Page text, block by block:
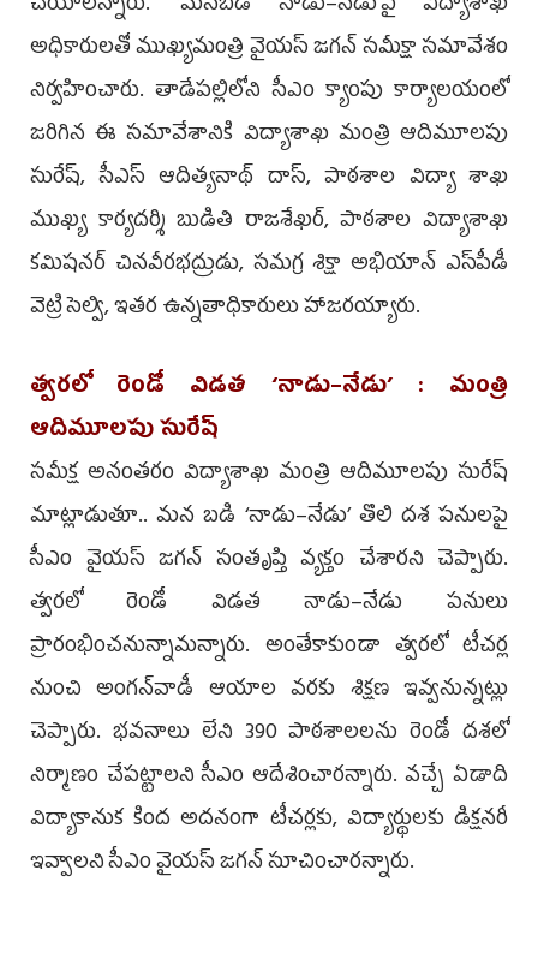
అధికారులతో ముఖ్యమంత్రి వైయస్‌ జగన్‌ సమీక్షా సమావేశం
నిర్వహించారు. తాడేపల్లిలోని సీఎం క్యాంపు కార్యాలయంలో
జరిగిన ఈ సమావేశానికి విద్యాశాఖ మంత్రి ఆదిమూలపు
సురేష్, సీఎస్‌ ఆదిత్యనాథ్‌ దాస్, పాఠశాల విద్యా శాఖ
ముఖ్య కార్యదర్శి బుడితి రాజశేఖర్, పాఠశాల విద్యాశాఖ
కమిషనర్‌ చినవీరభద్రుడు, సమగ్ర శిక్షా అభియాన్‌ ఎస్‌పీడీ
వెట్రి సెల్వి, ఇతర ఉన్నతాధికారులు హాజరయ్యారు.
త్వరలో రెండో విడత ‘నాడు–నేడు’ : మంత్రి
ఆదిమూలపు సురేష్‌
సమీక్ష అనంతరం విద్యాశాఖ మంత్రి ఆదిమూలపు సురేష్‌
మాట్లాడుతూ.. మన బడి ‘నాడు–నేడు’ తొలి దశ పనులపై
సీఎం వైయస్‌ జగన్‌ సంతృప్తి వ్యక్తం చేశారని చెప్పారు.
త్వరలో రెండో విడత నాడు–నేడు పనులు
ప్రారంభించనున్నామన్నారు. అంతేకాకుండా త్వరలో టీచర్ల
నుంచి అంగన్‌వాడీ ఆయాల వరకు శిక్షణ ఇవ్వనున్నట్లు
చెప్పారు. భవనాలు లేని 390 పాఠశాలలను రెండో దశలో
నిర్మాణం చేపట్టాలని సీఎం ఆదేశించారన్నారు. వచ్చే ఏడాది
విద్యాకానుక కింద అదనంగా టీచర్లకు, విద్యార్థులకు డిక్షనరీ
ఇవ్వాలని సీఎం వైయస్‌ జగన్‌ సూచించారన్నారు.